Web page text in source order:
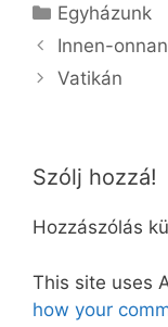
Kategória
Egyházunk
Innen-onnan
Vatikán
Szólj hozzá!
Hozzászólás
This site uses
how your